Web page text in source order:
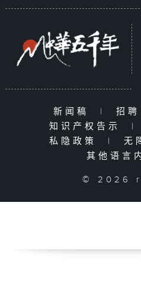
新闻稿 | 招聘
知识产权告示
|
私隐政策
| 无
其他语言
© 2026